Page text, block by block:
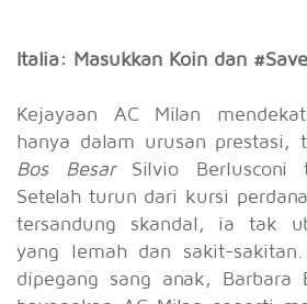
Italia: Masukkan Koin dan
Kejayaan AC Milan
hanya dalam urusan prestasi,
Bos BesarSilvio Berlusconi
Setelah turun dari kursi
tersandung skandal, ia tak
yang lemah dan sakit-
dipegang sang anak, Barbara